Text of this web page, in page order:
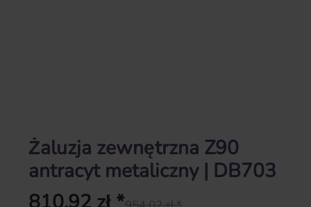
Żaluzja zewnętrzna Z90
antracyt metaliczny | DB703